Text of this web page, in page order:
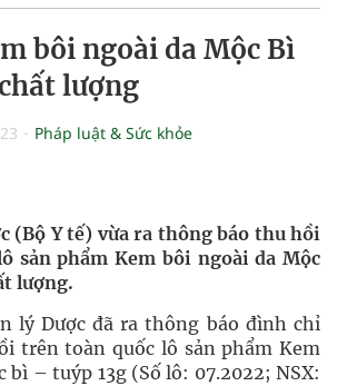
bôi ngoài da Mộc Bì
lượng
Pháp luật & Sức khỏe
(Bộ Y tế) vừa ra thông báo thu hồi
sản phẩm Kem bôi ngoài da Mộc
lượng.
lý Dược đã ra thông báo đình chỉ
trên toàn quốc lô sản phẩm Kem
bì – tuýp 13g (Số lô: 07.2022; NSX: